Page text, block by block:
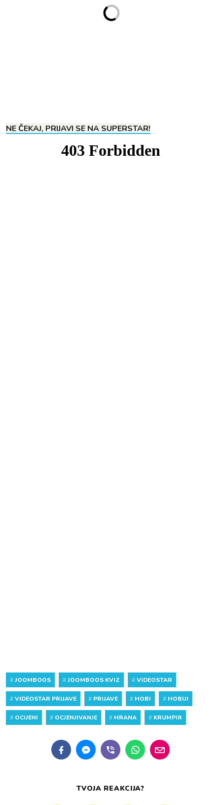
NE ČEKAJ, PRIJAVI SE NA SUPERSTAR!
#JOOMBOOS #JOOMBOOS KVIZ #VIDEOSTAR
#VIDEOSTAR PRIJAVE # PRIJAVE # HOBI # HOBIJI
# OCIJENI # OCJENJIVANJE # HRANA # KRUMPIR
TVOJA REAKCIJA?